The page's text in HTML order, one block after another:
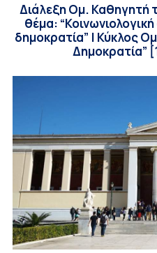
Διάλεξη Ομ. Καθηγητή
θέμα:
δημοκρατία” | Κύκλος
Δημοκρατία”